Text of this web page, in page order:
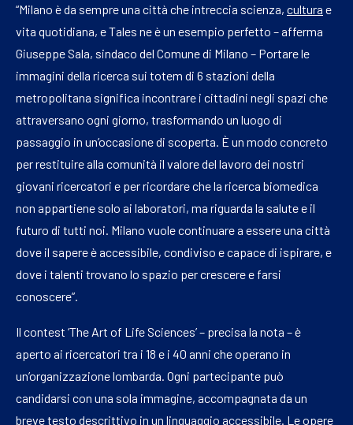
“Milano è da sempre una città che intreccia scienza, cultura e
vita quotidiana, e Tales ne è un esempio perfetto – afferma
Giuseppe Sala, sindaco del Comune di Milano – Portare le
immagini della ricerca sui totem di 6 stazioni della
metropolitana significa incontrare i cittadini negli spazi che
attraversano ogni giorno, trasformando un luogo di
passaggio in un’occasione di scoperta. È un modo concreto
per restituire alla comunità il valore del lavoro dei nostri
giovani ricercatori e per ricordare che la ricerca biomedica
non appartiene solo ai laboratori, ma riguarda la salute e il
futuro di tutti noi. Milano vuole continuare a essere una città
dove il sapere è accessibile, condiviso e capace di ispirare, e
dove i talenti trovano lo spazio per crescere e farsi
conoscere”.
Il contest ‘The Art of Life Sciences’ – precisa la nota – è
aperto ai ricercatori tra i 18 e i 40 anni che operano in
un’organizzazione lombarda. Ogni partecipante può
candidarsi con una sola immagine, accompagnata da un
breve testo descrittivo in un linguaggio accessibile. Le opere